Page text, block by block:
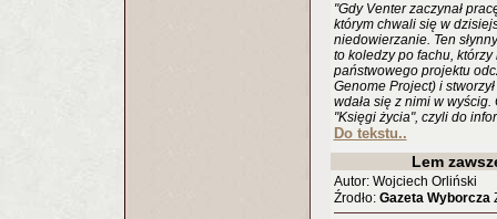
"Gdy Venter zaczynał
którym chwali się w
niedowierzanie. Ten
to koledzy po fachu, którzy
państwowego projektu
Genome Project) i
wdała się z nimi w
"Księgi życia", czyli do
Do tekstu..
Lem
Autor: Wojciech Orliński
Źrodło: Gazeta Wyborcza